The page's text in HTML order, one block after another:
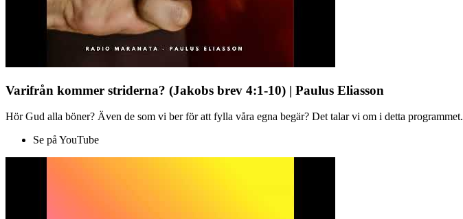
Varifrån kommer striderna? (Jakobs brev 4:1-10) | Paulus Eliasson
Hör Gud alla böner? Även de som vi ber för att fylla våra egna begär? Det talar vi om i detta programmet.
Se på YouTube